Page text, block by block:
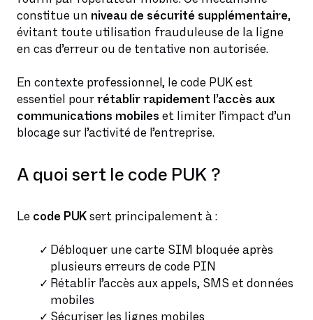
constitue un niveau de sécurité supplémentaire,
évitant toute utilisation frauduleuse de la ligne
en cas d’erreur ou de tentative non autorisée.
En contexte professionnel, le code PUK est
essentiel pour rétablir rapidement l’accès aux
communications mobiles et limiter l’impact d’un
blocage sur l’activité de l’entreprise.
A quoi sert le code PUK ?
Le code PUK sert principalement à :
Débloquer une carte SIM bloquée après
plusieurs erreurs de code PIN
Rétablir l’accès aux appels, SMS et données
mobiles
Sécuriser les lignes mobiles